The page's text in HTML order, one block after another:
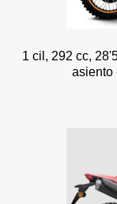
1 cil, 292 cc,
asiento